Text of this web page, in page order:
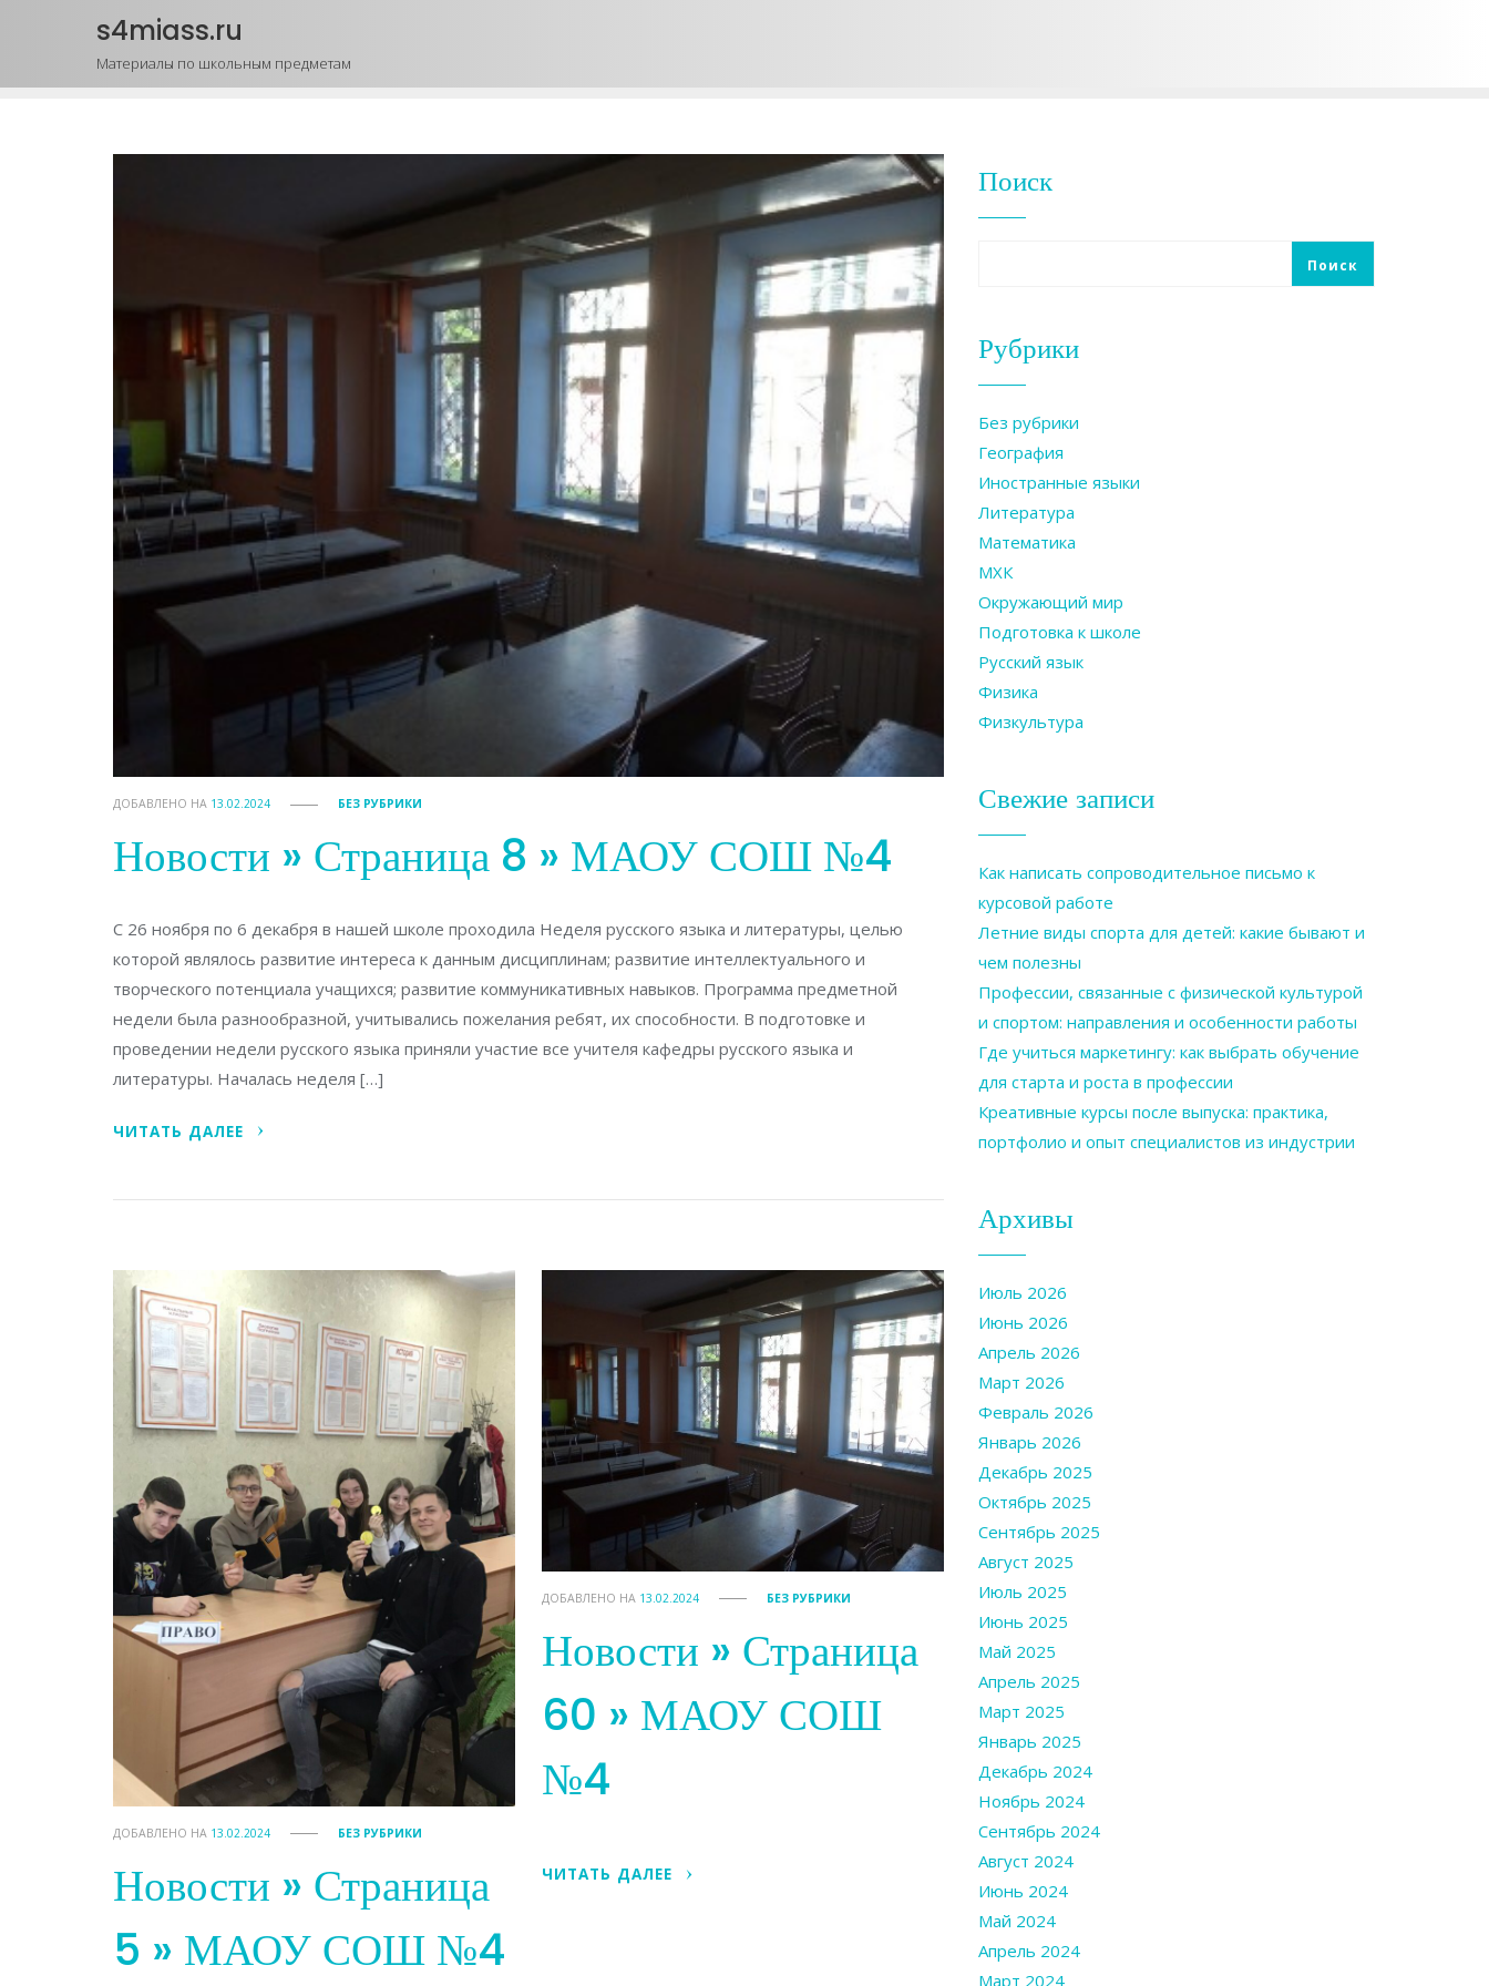
содержимому
s4miass.ru
Материалы по школьным предметам
ДОБАВЛЕНО НА 13.02.2024 БЕЗ РУБРИКИ
Новости » Страница 8 » МАОУ СОШ №4
C 26 ноября по 6 декабря в нашей школе проходила Неделя русского языка и литературы, целью
которой являлось развитие интереса к данным дисциплинам; развитие интеллектуального и
творческого потенциала учащихся; развитие коммуникативных навыков. Программа предметной
недели была разнообразной, учитывались пожелания ребят, их способности. В подготовке и
проведении недели русского языка приняли участие все учителя кафедры русского языка и
литературы. Началась неделя […]
ЧИТАТЬ ДАЛЕЕ
ДОБАВЛЕНО НА 13.02.2024 БЕЗ РУБРИКИ
Новости » Страница
5 » МАОУ СОШ №4
ДОБАВЛЕНО НА 13.02.2024 БЕЗ РУБРИКИ
Новости » Страница
60 » МАОУ СОШ
№4
ЧИТАТЬ ДАЛЕЕ
Поиск
Поиск
Рубрики
Без рубрики
География
Иностранные языки
Литература
Математика
МХК
Окружающий мир
Подготовка к школе
Русский язык
Физика
Физкультура
Свежие записи
Как написать сопроводительное письмо к
курсовой работе
Летние виды спорта для детей: какие бывают и
чем полезны
Профессии, связанные с физической культурой
и спортом: направления и особенности работы
Где учиться маркетингу: как выбрать обучение
для старта и роста в профессии
Креативные курсы после выпуска: практика,
портфолио и опыт специалистов из индустрии
Архивы
Июль 2026
Июнь 2026
Апрель 2026
Март 2026
Февраль 2026
Январь 2026
Декабрь 2025
Октябрь 2025
Сентябрь 2025
Август 2025
Июль 2025
Июнь 2025
Май 2025
Апрель 2025
Март 2025
Январь 2025
Декабрь 2024
Ноябрь 2024
Сентябрь 2024
Август 2024
Июнь 2024
Май 2024
Апрель 2024
Март 2024